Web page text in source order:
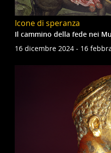
Icone di speranza
Il cammino della fede nei
16 dicembre 2024 - 16